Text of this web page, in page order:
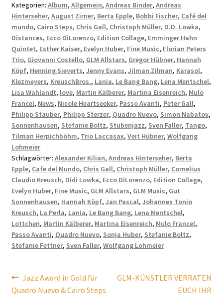
Kategorien: Album, Allgemein, Andreas Binder, Andreas
Hinterseher, August Zirner, Berta Epple, Bobbi Fischer, Café del
mundo, Cairo Steps, Chris Gall, Christoph Müller, D.D. Lowka,
Distances, Ecco DiLorenzo, Edition Collage, Emminger Hahn
Quintet, Esther Kaiser, Evelyn Huber, Fine Music, Florian Peters
Trio, Giovanni Costello, GLM Allstars, Gregor Hübner, Hannah
Köpf, Henning Sieverts, Jenny Evans, Jilman Zilman, Karasol,
Klezmeyers, KreuschBros., Lania, Le Bang Bang, Lena Mentschel,
Lisa Wahlandt, love, Martin Kälberer, Martina Eisenreich, Mulo
Francel, News, Nicole Heartseeker, Passo Avanti, Peter Gall,
Philipp Stauber, Philipp Sterzer, Quadro Nuevo, Simon Nabatov,
Sonnenhausen, Stefanie Boltz, Stubenjazz, Sven Faller, Tango,
Tilman Herpichböhm, Trio Laccasax, Veit Hübner, Wolfgang
Lohmeier
Schlagwörter: Alexander Kilian, Andreas Hinterseher, Berta
Epple, Cafe del Mundo, Chris Gall, Christoph Müller, Cornelius
Claudio Kreusch, Didi Lowka, Ecco DiLorenzo, Edition Collage,
Evelyn Huber, Fine Music, GLM Allstars, GLM Music, Gut
Sonnenhausen, Hannah Köpf, Jan Pascal, Johannes Tonio
Kreusch, La Perla, Lania, Le Bang Bang, Lena Mentschel,
Lottchen, Martin Kälberer, Martina Eisenreich, Mulo Francel,
Passo Avanti, Quadro Nuevo, Sonja Huber, Stefanie Boltz,
Stefanie Fettner, Sven Faller, Wolfgang Lohmeier
Beitragsnavigation
Vorheriger
Beitrag:
Jazz Award in Gold für
Quadro Nuevo & Cairo Steps
Nächster
GLM-KÜNSTLER VERRATEN
EUCH IHR